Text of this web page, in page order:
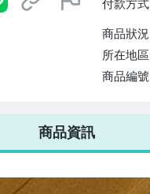
付款方式
商品狀況
所在地區
商品編號
商品資訊